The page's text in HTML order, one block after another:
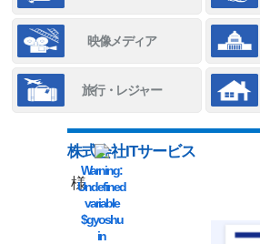
映像メディア
旅行・レジャー
Warning:
Undefined
variable
$gyoshu
in
株式会社ITサービス
様